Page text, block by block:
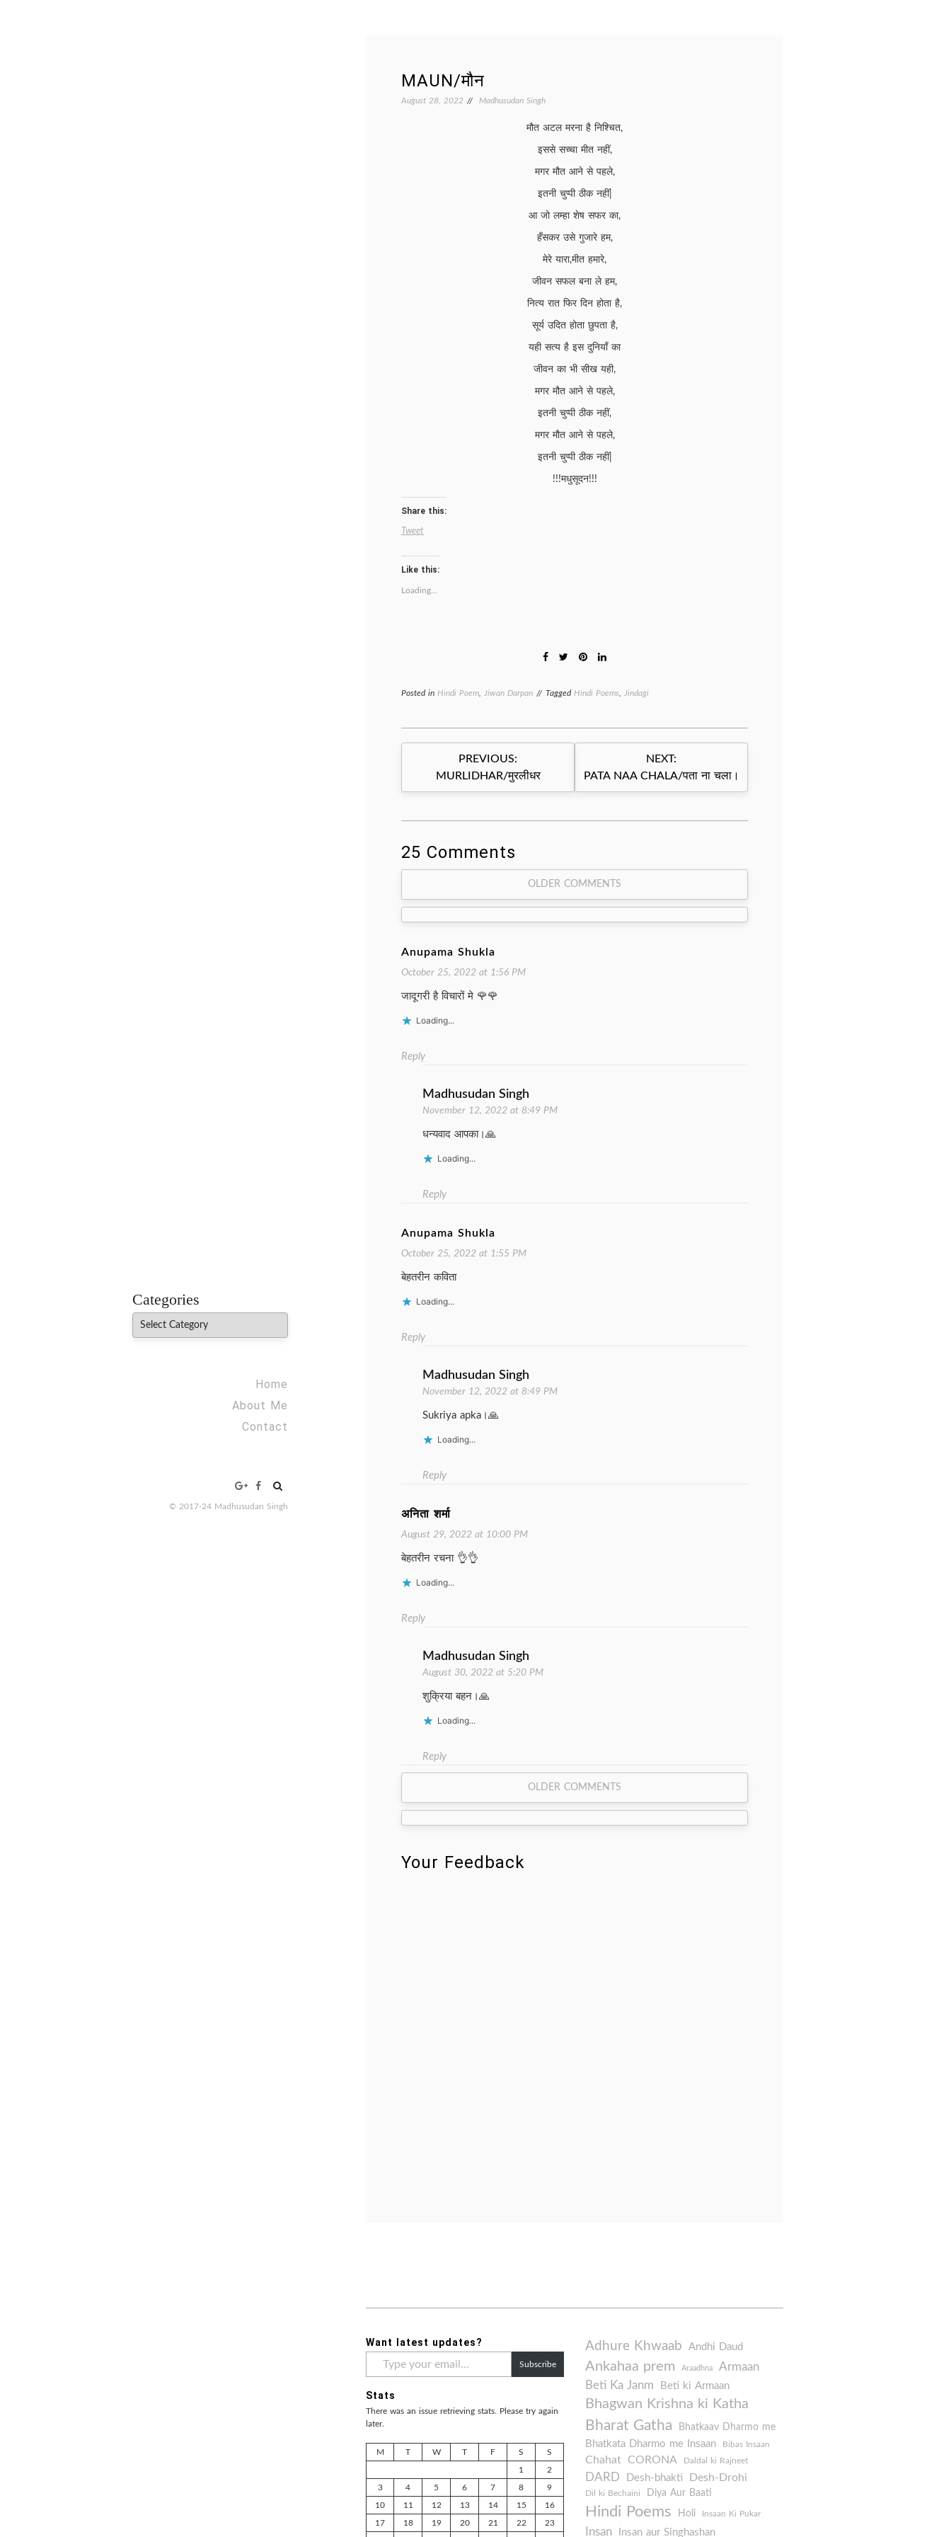
Categories
Categories
Home
About Me
Contact
Search
© 2017-24 Madhusudan Singh
MAUN/मौन
August 28, 2022 Madhusudan Singh
मौत अटल मरना है निश्चित,
इससे सच्चा मीत नहीं,
मगर मौत आने से पहले,
इतनी चुप्पी ठीक नहीं|
आ जो लम्हा शेष सफर का,
हँसकर उसे गुजारे हम,
मेरे यारा,मीत हमारे,
जीवन सफल बना ले हम,
नित्य रात फिर दिन होता है,
सूर्य उदित होता छुपता है,
यही सत्य है इस दुनियाँ का
जीवन का भी सीख यही,
मगर मौत आने से पहले,
इतनी चुप्पी ठीक नहीं,
मगर मौत आने से पहले,
इतनी चुप्पी ठीक नहीं|
!!!मधुसूदन!!!
Share this:
Tweet
Like this:
Loading...
Posted in Hindi Poem Jiwan Darpan Tagged Hindi Poems Jindagi
Post
navigation
PREVIOUS:
MURLIDHAR/मुरलीधर
NEXT:
PATA NAA CHALA/पता ना चला।
25 Comments
navigation
OLDER COMMENTS
Anupama Shukla
October 25, 2022 at 1:56 PM
जादूगरी है विचारों मे 🌹🌹
Loading...
Reply
Madhusudan Singh
November 12, 2022 at 8:49 PM
धन्यवाद आपका।🙏
Loading...
Reply
Anupama Shukla
October 25, 2022 at 1:55 PM
बेहतरीन कविता
Loading...
Reply
Madhusudan Singh
November 12, 2022 at 8:49 PM
Sukriya apka।🙏
Loading...
Reply
अनिता शर्मा
August 29, 2022 at 10:00 PM
बेहतरीन रचना 👌👌
Loading...
Reply
Madhusudan Singh
August 30, 2022 at 5:20 PM
शुक्रिया बहन।🙏
Loading...
Reply
navigation
OLDER COMMENTS
Your Feedback
Want latest updates?
Subscribe
Stats
There was an issue retrieving stats. Please try again
later.
M T W T F S S
1 2
3 4 5 6 7 8 9
10 11 12 13 14 15 16
17 18 19 20 21 22 23
Adhure Khwaab Andhi Daud
Ankahaa prem Araadhna
Armaan
Beti Ka Janm
Beti ki Armaan
Bhagwan Krishna ki Katha
Bharat Gatha Bhatkaav Dharmo me
Bhatkata Dharmo me Insaan Bibas Insaan
Chahat CORONA Daldal ki Rajneet
DARD Desh-bhakti Desh-Drohi
Dil ki Bechaini Diya Aur Baati
Hindi Poems Holi Insaan Ki Pukar
Insan Insan aur Singhashan